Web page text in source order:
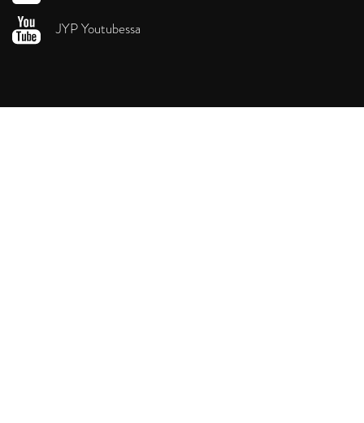
JYP Youtubessa